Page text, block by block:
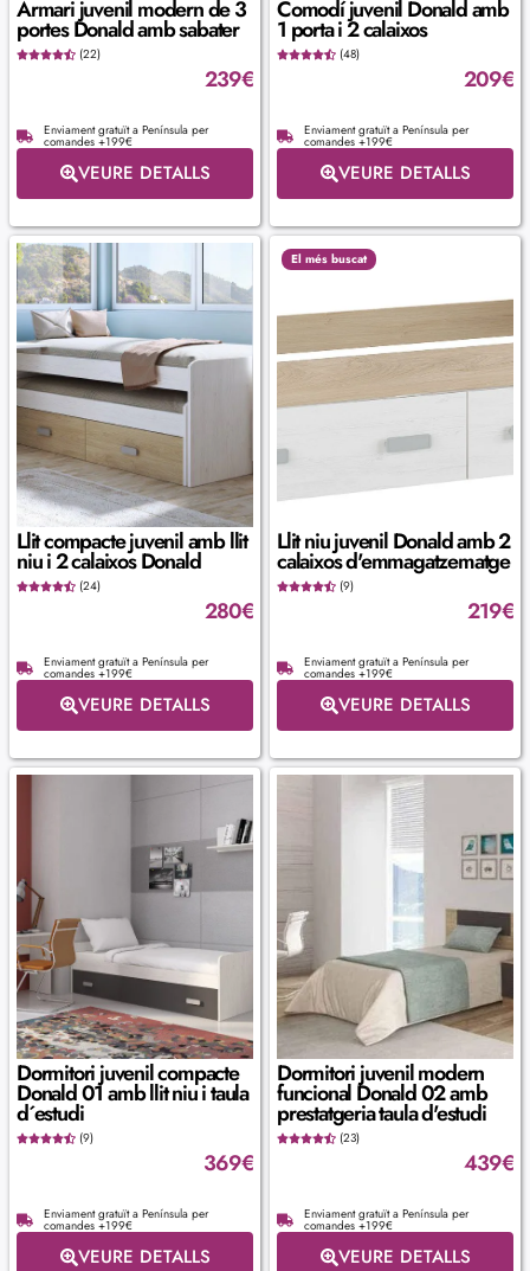
Armari juvenil modern de 3
portes Donald amb sabater
(22)
239€
Enviament gratuït a Península per
comandes +199€
VEURE DETALLS
Comodí juvenil Donald amb
1 porta i 2 calaixos
(48)
209€
Enviament gratuït a Península per
comandes +199€
VEURE DETALLS
Llit compacte juvenil amb llit
niu i 2 calaixos Donald
(24)
280€
Enviament gratuït a Península per
comandes +199€
VEURE DETALLS
El més buscat
Llit niu juvenil Donald amb 2
calaixos d'emmagatzematge
(9)
219€
Enviament gratuït a Península per
comandes +199€
VEURE DETALLS
Dormitori juvenil compacte
Donald 01 amb llit niu i taula
d´estudi
(9)
369€
Enviament gratuït a Península per
comandes +199€
VEURE DETALLS
Dormitori juvenil modern
funcional Donald 02 amb
prestatgeria taula d'estudi
(23)
439€
Enviament gratuït a Península per
comandes +199€
VEURE DETALLS